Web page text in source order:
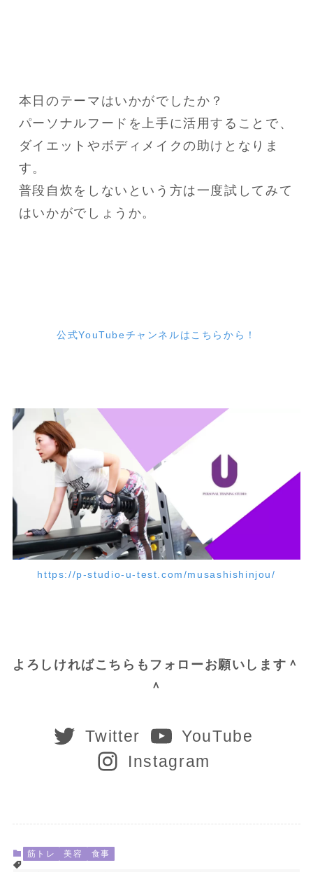
本日のテーマはいかがでしたか？
パーソナルフードを上手に活用することで、
ダイエットやボディメイクの助けとなりま
す。
普段自炊をしないという方は一度試してみて
はいかがでしょうか。
公式YouTubeチャンネルはこちらから！
https://p-studio-u-test.com/musashishinjou/
よろしければこちらもフォローお願いします＾
＾
Twitter
YouTube
Instagram
筋トレ 美容 食事